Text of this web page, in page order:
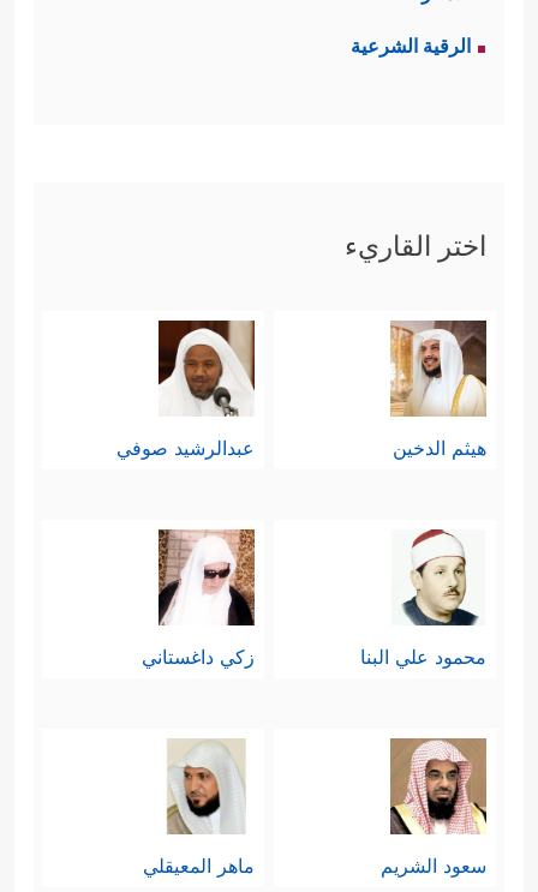
الرقية الشرعية
اختر القاريء
هيثم الدخين عبدالرشيد صوفي
محمود علي البنا زكي داغستاني
سعود الشريم ماهر المعيقلي